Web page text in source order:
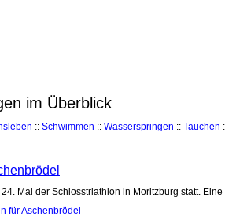
im Überblick
:: Schwimmen :: Wasserspringen :: Tauchen
Mal der Schlosstriathlon in Moritzburg statt.
für Aschenbrödel